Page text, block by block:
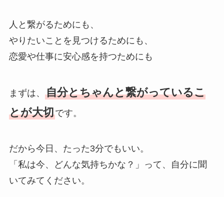
人と繋がるためにも、
やりたいことを見つけるためにも、
恋愛や仕事に安心感を持つためにも
まずは、 自分とちゃんと繋がっているこ
とが大切です。
だから今日、たった3分でもいい。
「私は今、どんな気持ちかな？」って、自分に聞
いてみてください。